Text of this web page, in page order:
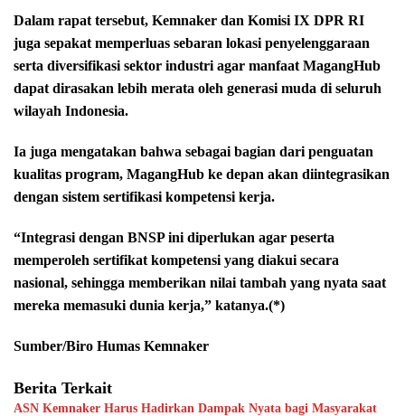
Dalam rapat tersebut, Kemnaker dan Komisi IX DPR RI
juga sepakat memperluas sebaran lokasi penyelenggaraan
serta diversifikasi sektor industri agar manfaat MagangHub
dapat dirasakan lebih merata oleh generasi muda di seluruh
wilayah Indonesia.
Ia juga mengatakan bahwa sebagai bagian dari penguatan
kualitas program, MagangHub ke depan akan diintegrasikan
dengan sistem sertifikasi kompetensi kerja.
“Integrasi dengan BNSP ini diperlukan agar peserta
memperoleh sertifikat kompetensi yang diakui secara
nasional, sehingga memberikan nilai tambah yang nyata saat
mereka memasuki dunia kerja,” katanya.(*)
Sumber/Biro Humas Kemnaker
Berita Terkait
ASN Kemnaker Harus Hadirkan Dampak Nyata bagi Masyarakat